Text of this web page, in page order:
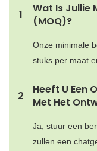
1
Wat Is Jullie
(MOQ)?
Onze minimale
stuks per maat
2
Heeft U Een
Met Het
Ja, stuur een
zullen een